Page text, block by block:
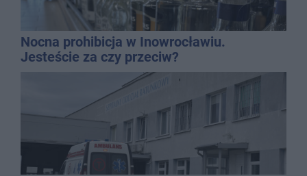
Nocna prohibicja w Inowrocławiu.
Jesteście za czy przeciw?